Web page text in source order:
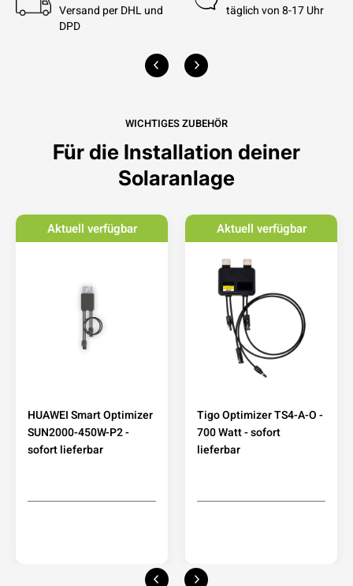
Versand per DHL und
DPD
täglich von 8-17 Uhr
WICHTIGES ZUBEHÖR
Für die Installation deiner
Solaranlage
Aktuell verfügbar
HUAWEI Smart Optimizer
SUN2000-450W-P2 -
sofort lieferbar
Aktuell verfügbar
Tigo Optimizer TS4-A-O -
700 Watt - sofort
lieferbar